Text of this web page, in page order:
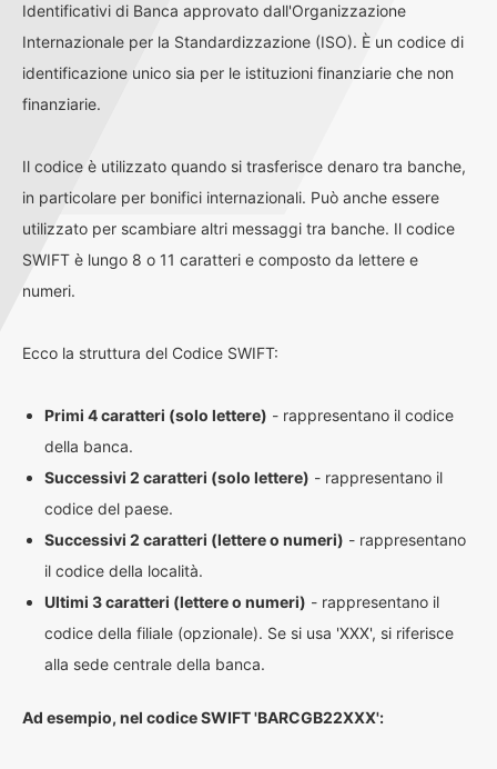
Identificativi di Banca approvato dall'Organizzazione
Internazionale per la Standardizzazione (ISO). È un codice di
identificazione unico sia per le istituzioni finanziarie che non
finanziarie.
Il codice è utilizzato quando si trasferisce denaro tra banche,
in particolare per bonifici internazionali. Può anche essere
utilizzato per scambiare altri messaggi tra banche. Il codice
SWIFT è lungo 8 o 11 caratteri e composto da lettere e
numeri.
Ecco la struttura del Codice SWIFT:
Primi 4 caratteri (solo lettere) - rappresentano il codice
della banca.
Successivi 2 caratteri (solo lettere) - rappresentano il
codice del paese.
Successivi 2 caratteri (lettere o numeri) - rappresentano
il codice della località.
Ultimi 3 caratteri (lettere o numeri) - rappresentano il
codice della filiale (opzionale). Se si usa 'XXX', si riferisce
alla sede centrale della banca.
Ad esempio, nel codice SWIFT 'BARCGB22XXX':